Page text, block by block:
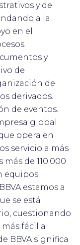
y de
a la
en el
y
de
de
derivados.
de eventos.
global
opera en
servicio a más
de 110.000
equipos
estamos a
se está
cuestionando
fácil a
BBVA significa